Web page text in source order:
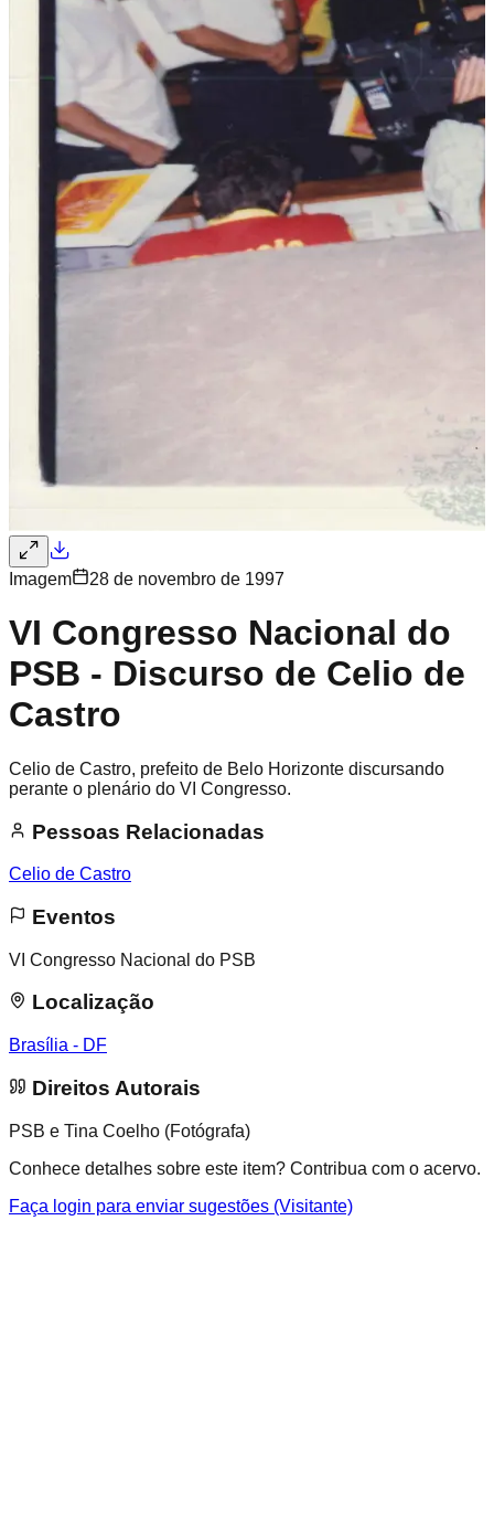
Imagem 28 de novembro de 1997
VI Congresso Nacional do
PSB - Discurso de Celio de
Castro
Celio de Castro, prefeito de Belo Horizonte discursando
perante o plenário do VI Congresso.
Pessoas Relacionadas
Celio de Castro
Eventos
VI Congresso Nacional do PSB
Localização
Brasília - DF
Direitos Autorais
PSB e Tina Coelho (Fotógrafa)
Conhece detalhes sobre este item? Contribua com o acervo.
Faça login para enviar sugestões (Visitante)